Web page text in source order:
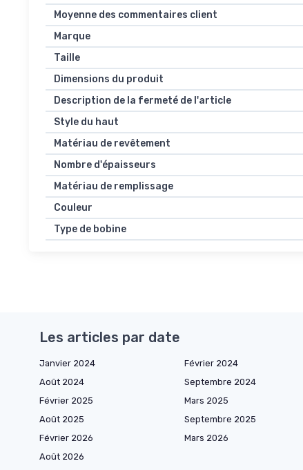
Moyenne des commentaires client
Marque
Taille
Dimensions du produit
Description de la fermeté de l'article
Style du haut
Matériau de revêtement
Nombre d'épaisseurs
Matériau de remplissage
Couleur
Type de bobine
Les articles par date
Janvier 2024 Février 2024
Août 2024
Septembre 2024
Février 2025
Mars 2025
Août 2025
Septembre 2025
Février 2026
Mars 2026
Août 2026